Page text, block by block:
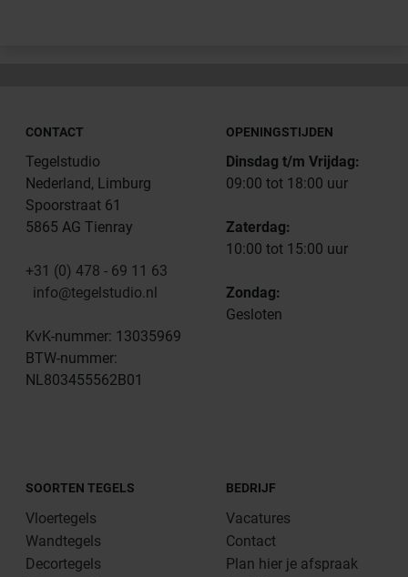
CONTACT
Tegelstudio
Nederland, Limburg
Spoorstraat 61
5865 AG Tienray
+31 (0) 478 - 69 11 63
info@tegelstudio.nl
KvK-nummer: 13035969
BTW-nummer:
NL803455562B01
OPENINGSTIJDEN
Dinsdag t/m Vrijdag:
09:00 tot 18:00 uur
Zaterdag:
10:00 tot 15:00 uur
Zondag:
Gesloten
SOORTEN TEGELS
Vloertegels
Wandtegels
Decortegels
BEDRIJF
Vacatures
Contact
Plan hier je afspraak